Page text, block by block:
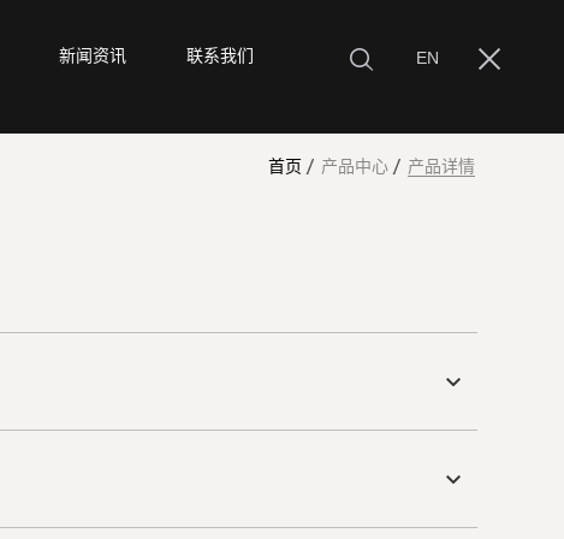
EN
新闻资讯 联系我们
首页 产品中心 产品详情